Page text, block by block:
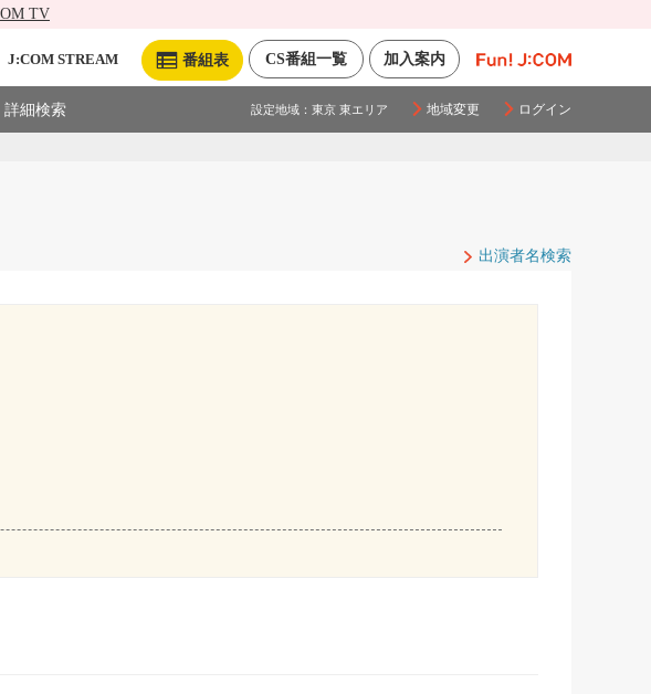
TV
加入案内
CS番組一覧
番組表
J:COM STREAM
詳細検索 設定地域： 東京 東エリア 地域変更 ログイン
出演者名検索